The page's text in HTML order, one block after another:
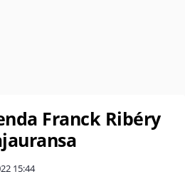
Franck Ribéry
15:44